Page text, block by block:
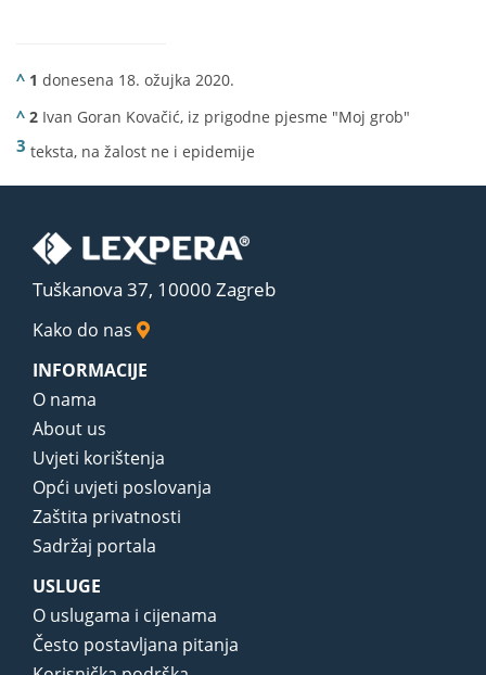
^ 1 donesena 18. ožujka 2020.
^ 2 Ivan Goran Kovačić, iz prigodne pjesme "Moj grob"
3 teksta, na žalost ne i epidemije
Tuškanova 37, 10000 Zagreb
Kako do nas
INFORMACIJE
O nama
About us
Uvjeti korištenja
Opći uvjeti poslovanja
Zaštita privatnosti
Sadržaj portala
USLUGE
O uslugama i cijenama
Često postavljana pitanja